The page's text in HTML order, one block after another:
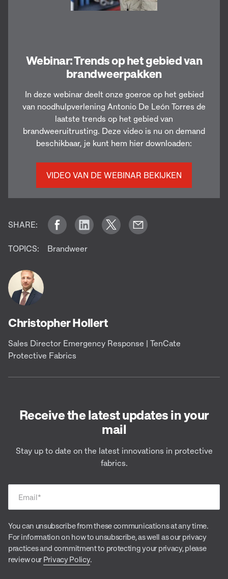
Webinar: Trends op het gebied van
brandweerpakken
In deze webinar deelt onze goeroe op het gebied
van noodhulpverlening Antonio De León Torres de
laatste trends op het gebied van
brandweeruitrusting. Deze video is nu on demand
beschikbaar, je kunt hem hier downloaden:
VIDEO VAN DE WEBINAR BEKIJKEN
SHARE:
TOPICS: Brandweer
Christopher Hollert
Sales Director Emergency Response | TenCate
Protective Fabrics
Receive the latest updates in your
mail
Stay up to date on the latest innovations in protective
fabrics.
Email*
You can unsubscribe from these communications at any time.
For information on how to unsubscribe, as well as our privacy
practices and commitment to protecting your privacy, please
review our Privacy Policy.